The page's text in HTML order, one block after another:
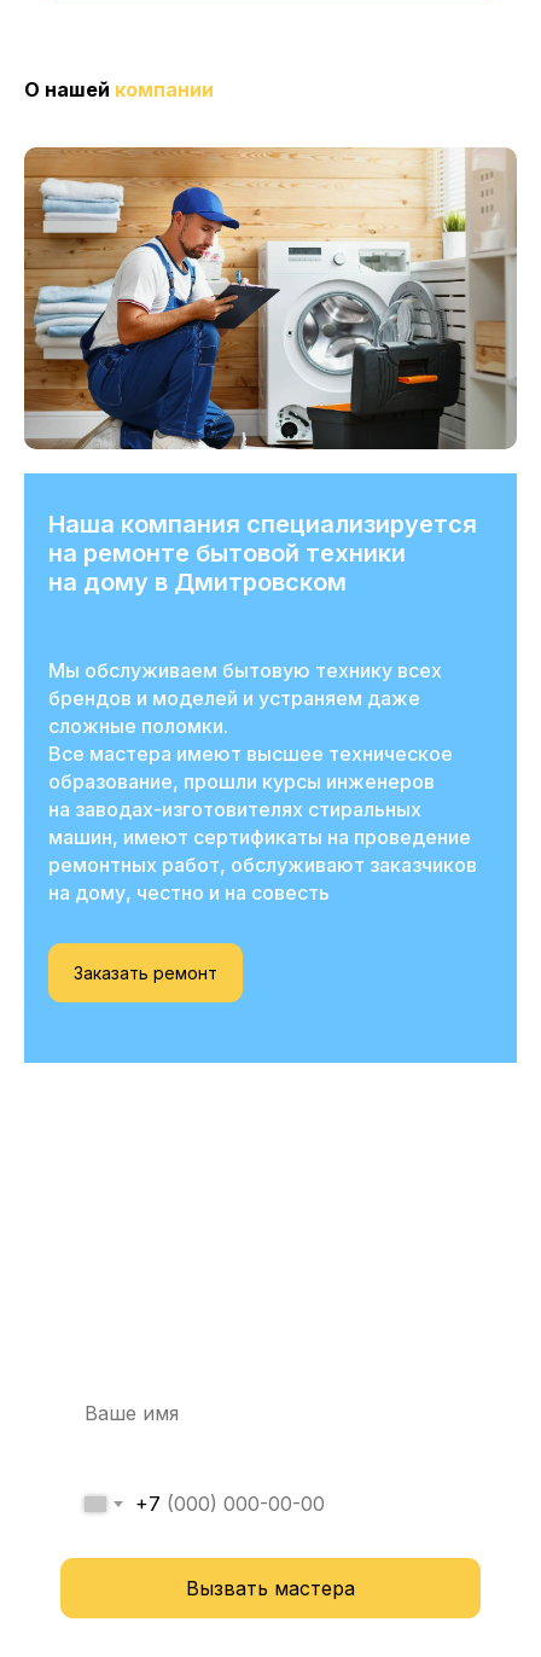
О нашей компании
Наша компания специализируется
на ремонте бытовой техники
на дому в Дмитровском
Мы обслуживаем бытовую технику всех
брендов и моделей и устраняем даже
сложные поломки.
Все мастера имеют высшее техническое
образование, прошли курсы инженеров
на заводах-изготовителях стиральных
машин, имеют сертификаты на проведение
ремонтных работ, обслуживают заказчиков
на дому, честно и на совесть
Заказать ремонт
+7
Вызвать мастера